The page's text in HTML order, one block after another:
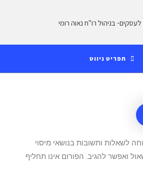
תפריט ניווט
לשאלות ותשובות בנושאי מיסוי
ואפשר להגיב. הפורום אינו תחליף